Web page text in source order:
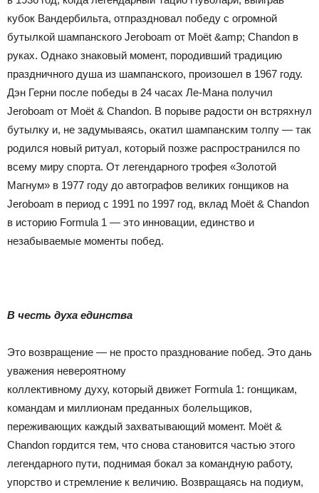
кубок Вандербильта, отпраздновал победу с огромной
бутылкой шампанского Jeroboam от Moët &amp; Chandon в
руках. Однако знаковый момент, породивший традицию
праздничного душа из шампанского, произошел в 1967 году.
Дэн Герни после победы в 24 часах Ле-Мана получил
Jeroboam от Moët & Chandon. В порыве радости он встряхнул
бутылку и, не задумываясь, окатил шампанским толпу — так
родился новый ритуал, который позже распространился по
всему миру спорта. От легендарного трофея «Золотой
Магнум» в 1977 году до автографов великих гонщиков на
Jeroboam в период с 1991 по 1997 год, вклад Moët & Chandon
в историю Formula 1 — это инновации, единство и
незабываемые моменты побед.
В честь духа единства
Это возвращение — не просто празднование побед. Это дань
уважения невероятному
коллективному духу, который движет Formula 1: гонщикам,
командам и миллионам преданных болельщиков,
переживающих каждый захватывающий момент. Moët &
Chandon гордится тем, что снова становится частью этого
легендарного пути, поднимая бокал за командную работу,
упорство и стремление к величию. Возвращаясь на подиум,